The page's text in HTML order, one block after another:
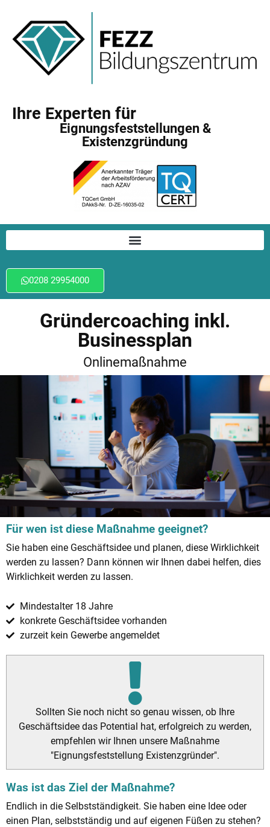
Ihre Experten für
Eignungsfeststellungen &
Existenzgründung
0208 29954000
Gründercoaching inkl.
Businessplan
Onlinemaßnahme
Für wen ist diese Maßnahme geeignet?
Sie haben eine Geschäftsidee und planen, diese Wirklichkeit
werden zu lassen? Dann können wir Ihnen dabei helfen, dies
Wirklichkeit werden zu lassen.
Mindestalter 18 Jahre
konkrete Geschäftsidee vorhanden
zurzeit kein Gewerbe angemeldet
Sollten Sie noch nicht so genau wissen, ob Ihre
Geschäftsidee das Potential hat, erfolgreich zu werden,
empfehlen wir Ihnen unsere Maßnahme
"Eignungsfeststellung Existenzgründer".
Was ist das Ziel der Maßnahme?
Endlich in die Selbstständigkeit. Sie haben eine Idee oder
einen Plan, selbstständig und auf eigenen Füßen zu stehen?